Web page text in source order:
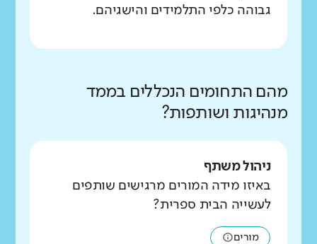
גבוהה כלפי התלמידים והישגיהם.
מהם התחומים הנכללים בממד
מנהיגות ושותפות?
ניהול משתף
באיזו מידה המורים מרגישים שותפים
לעשייה הבית ספרית?
מורים